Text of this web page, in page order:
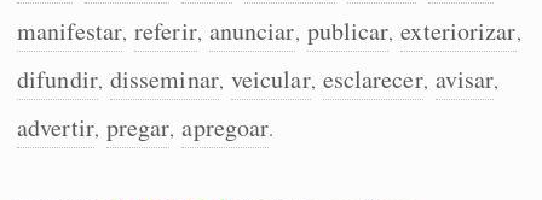
Detector de IA
manifestar, referir, anunciar, publicar, exteriorizar,
difundir, disseminar, veicular, esclarecer, avisar,
advertir, pregar, apregoar.